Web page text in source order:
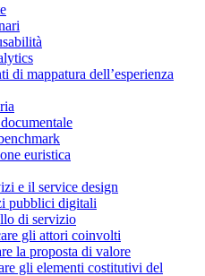
di mappatura dell’esperienza
euristica
e il service design
pubblici digitali
di servizio
gli attori coinvolti
la proposta di valore
gli elementi costitutivi del